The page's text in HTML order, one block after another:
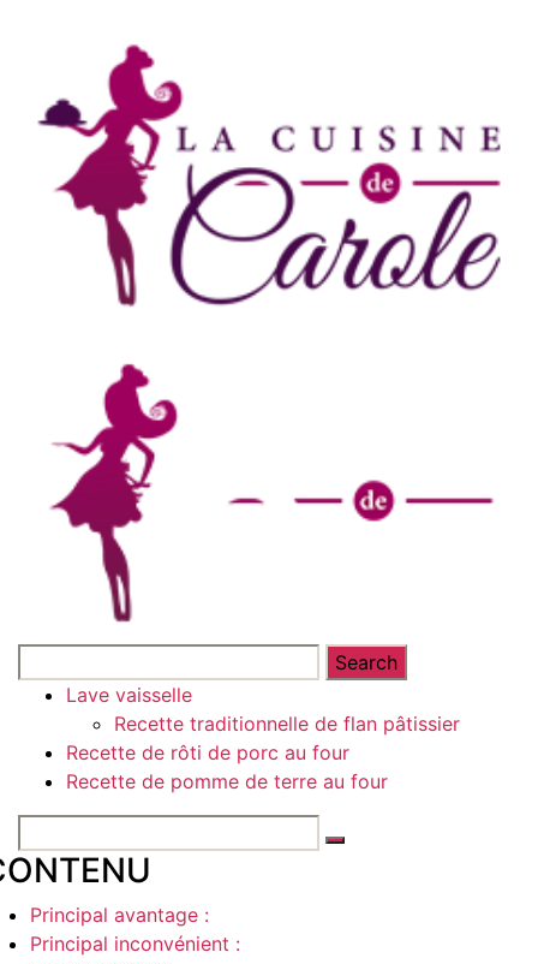
Lave vaisselle
Recette traditionnelle de flan pâtissier
Recette de rôti de porc au four
Recette de pomme de terre au four
Principal avantage :
Principal inconvénient :